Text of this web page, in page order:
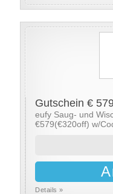
Gutschein €
eufy Saug- und
€579(€320off) w/
Details »